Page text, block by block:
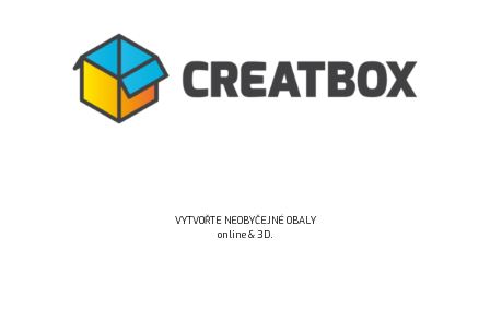
VYTVOŘTE NEOBYČEJNÉ OBALY
online & 3D.